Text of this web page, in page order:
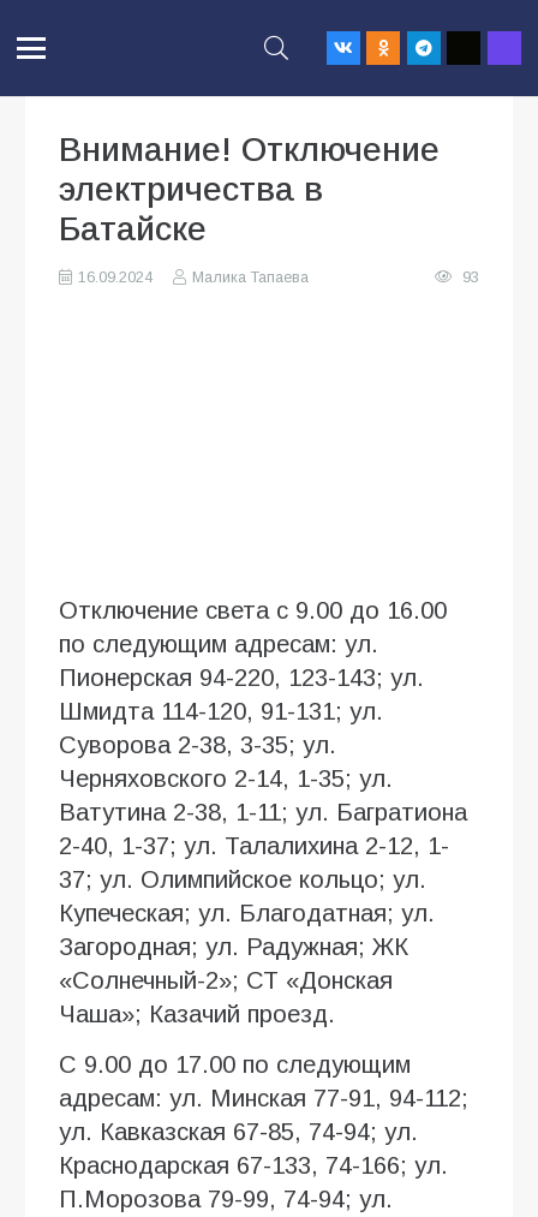
Внимание! Отключение
электричества в
Батайске
16.09.2024 Малика Тапаева 93
Отключение света с 9.00 до 16.00
по следующим адресам: ул.
Пионерская 94-220, 123-143; ул.
Шмидта 114-120, 91-131; ул.
Суворова 2-38, 3-35; ул.
Черняховского 2-14, 1-35; ул.
Ватутина 2-38, 1-11; ул. Багратиона
2-40, 1-37; ул. Талалихина 2-12, 1-
37; ул. Олимпийское кольцо; ул.
Купеческая; ул. Благодатная; ул.
Загородная; ул. Радужная; ЖК
«Солнечный-2»; СТ «Донская
Чаша»; Казачий проезд.
С 9.00 до 17.00 по следующим
адресам: ул. Минская 77-91, 94-112;
ул. Кавказская 67-85, 74-94; ул.
Краснодарская 67-133, 74-166; ул.
П.Морозова 79-99, 74-94; ул.